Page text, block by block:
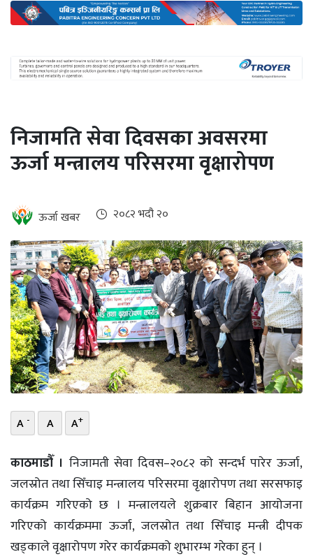
ऊर्जा
दक्षता
खबर
हरित
इभी
सम्पादकीय
बैंक
पर्यटन
भिडियो
छापा
खोज
प्रोफाइल
ऊर्जा
विशेष
निजामति सेवा दिवसका अवसरमा
ऊर्जा मन्त्रालय परिसरमा वृक्षारोपण
ऊर्जा खबर २०८२ भदौ २०
A - A A+
काठमाडौँ । निजामती सेवा दिवस–२०८२ को सन्दर्भ पारेर ऊर्जा,
जलस्रोत तथा सिँचाइ मन्त्रालय परिसरमा वृक्षारोपण तथा सरसफाइ
कार्यक्रम गरिएको छ । मन्त्रालयले शुक्रबार बिहान आयोजना
गरिएको कार्यक्रममा ऊर्जा, जलस्रोत तथा सिँचाइ मन्त्री दीपक
खड्काले वृक्षारोपण गरेर कार्यक्रमको शुभारम्भ गरेका हुन् ।